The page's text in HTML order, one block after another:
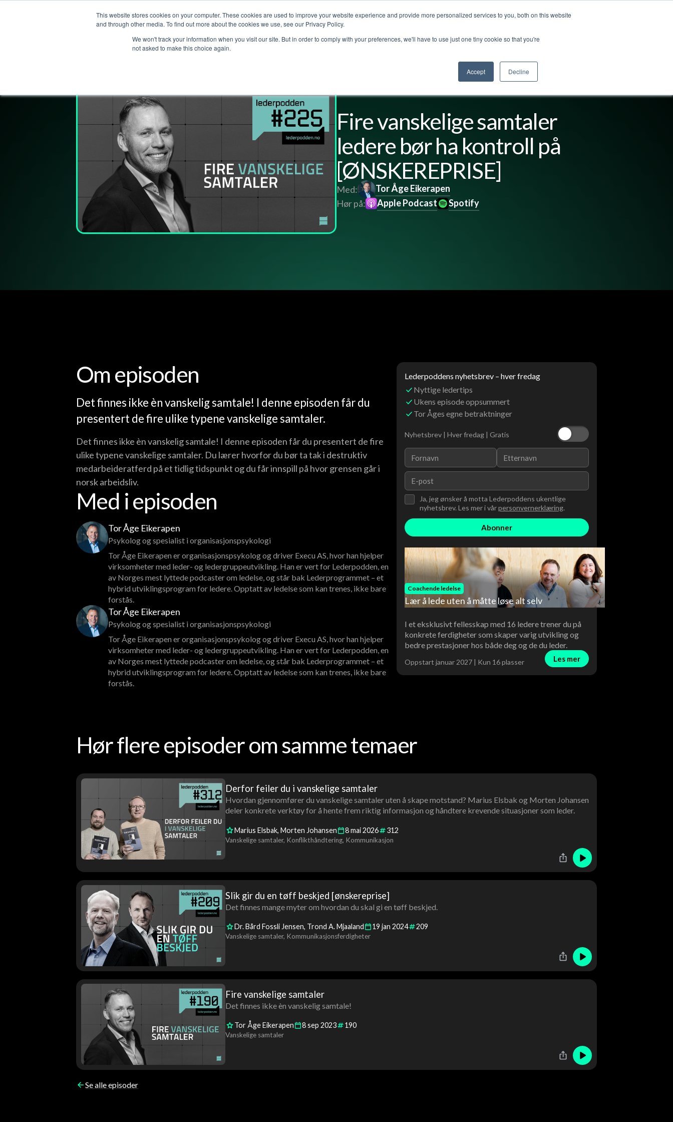
This website stores cookies on your computer. These cookies are used to improve your website experience and provide more personalized services to you, both on this website
and through other media. To find out more about the cookies we use, see our Privacy Policy.
We won't track your information when you visit our site. But in order to comply with your preferences, we'll have to use just one tiny cookie so that you're
not asked to make this choice again.
Accept Decline
Tjenester Kundehistorier Lederpodden Om oss Logg inn Kontakt oss
Fire vanskelige samtaler
ledere bør ha kontroll på
[ØNSKEREPRISE]
Med:
Tor Åge Eikerapen
Hør på:
Apple Podcast Spotify
Om episoden
Det finnes ikke èn vanskelig samtale! I denne episoden får du
presentert de fire ulike typene vanskelige samtaler.
Det finnes ikke èn vanskelig samtale! I denne episoden får du presentert de fire
ulike typene vanskelige samtaler. Du lærer hvorfor du bør ta tak i destruktiv
medarbeideratferd på et tidlig tidspunkt og du får innspill på hvor grensen går i
norsk arbeidsliv.
Med i episoden
Tor Åge Eikerapen
Psykolog og spesialist i organisasjonspsykologi
Tor Åge Eikerapen er organisasjonspsykolog og driver Execu AS, hvor han hjelper
virksomheter med leder- og ledergruppeutvikling. Han er vert for Lederpodden, en
av Norges mest lyttede podcaster om ledelse, og står bak Lederprogrammet – et
hybrid utviklingsprogram for ledere. Opptatt av ledelse som kan trenes, ikke bare
forstås.
Tor Åge Eikerapen
Psykolog og spesialist i organisasjonspsykologi
Tor Åge Eikerapen er organisasjonspsykolog og driver Execu AS, hvor han hjelper
virksomheter med leder- og ledergruppeutvikling. Han er vert for Lederpodden, en
av Norges mest lyttede podcaster om ledelse, og står bak Lederprogrammet – et
hybrid utviklingsprogram for ledere. Opptatt av ledelse som kan trenes, ikke bare
forstås.
Lederpoddens nyhetsbrev – hver fredag
Nyttige ledertips
Ukens episode oppsummert
Tor Åges egne betraktninger
Nyhetsbrev | Hver fredag | Gratis
Ja, jeg ønsker å motta Lederpoddens ukentlige
nyhetsbrev. Les mer i vårpersonvernerklæring.
Coachende ledelse
Lær å lede uten å måtte løse alt selv
I et eksklusivt fellesskap med 16 ledere trener du på
konkrete ferdigheter som skaper varig utvikling og
bedre prestasjoner hos både deg og de du leder.
Oppstart januar 2027 | Kun 16 plasser Les mer
Hør flere episoder om samme temaer
Derfor feiler du i vanskelige samtaler
Hvordan gjennomfører du vanskelige samtaler uten å skape motstand? Marius Elsbak og Morten Johansen
deler konkrete verktøy for å hente frem riktig informasjon og håndtere krevende situasjoner som leder.
Marius Elsbak Morten Johansen 8mai2026 312
Vanskelige samtaler Konflikthåndtering Kommunikasjon
Slik gir du en tøff beskjed [ønskereprise]
Det finnes mange myter om hvordan du skal gi en tøff beskjed.
Dr. Bård Fossli Jensen Trond A. Mjaaland 19 jan 2024 209
Vanskelige samtaler Kommunikasjonsferdigheter
Fire vanskelige samtaler
Det finnes ikke èn vanskelig samtale!
Tor Åge Eikerapen 8sep 2023 190
Vanskelige samtaler
Se alle episoder